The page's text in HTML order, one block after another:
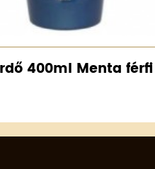
400ml Menta férfi